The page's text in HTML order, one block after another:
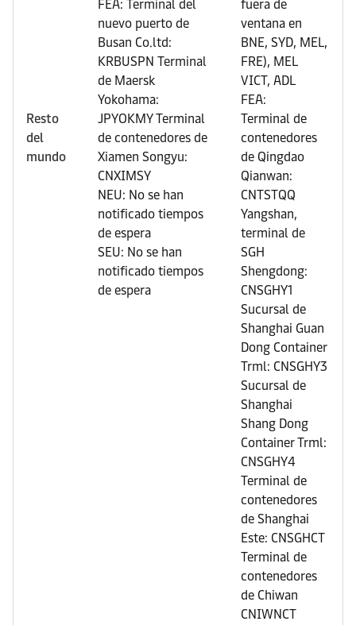
Resto
del
mundo
FEA: Terminal del
nuevo puerto de
Busan Co.ltd:
KRBUSPN Terminal
de Maersk
Yokohama:
JPYOKMY Terminal
de contenedores de
Xiamen Songyu:
CNXIMSY
NEU: No se han
notificado tiempos
de espera
SEU: No se han
notificado tiempos
de espera
fuera de
ventana en
BNE, SYD, MEL,
FRE), MEL
VICT, ADL
FEA:
Terminal de
contenedores
de Qingdao
Qianwan:
CNTSTQQ
Yangshan,
terminal de
SGH
Shengdong:
CNSGHY1
Sucursal de
Shanghai Guan
Dong Container
Trml: CNSGHY3
Sucursal de
Shanghai
Shang Dong
Container Trml:
CNSGHY4
Terminal de
contenedores
de Shanghai
Este: CNSGHCT
Terminal de
contenedores
de Chiwan
CNIWNCT